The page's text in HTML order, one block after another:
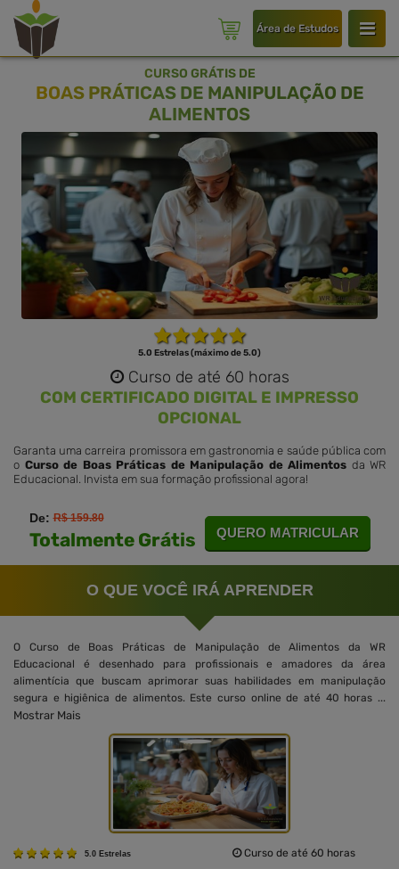
Área de Estudos
CURSO GRÁTIS DE
BOAS PRÁTICAS DE MANIPULAÇÃO DE
ALIMENTOS
5.0 Estrelas (máximo de 5.0)
Curso de até 60 horas
COM CERTIFICADO DIGITAL E IMPRESSO
OPCIONAL
Garanta uma carreira promissora em gastronomia e saúde pública com
o Curso de Boas Práticas de Manipulação de Alimentos da WR
Educacional. Invista em sua formação profissional agora!
De:R$ 159.80
Totalmente Grátis QUERO MATRICULAR
O QUE VOCÊ IRÁ APRENDER
O Curso de Boas Práticas de Manipulação de Alimentos da WR
Educacional é desenhado para profissionais e amadores da área
alimentícia que buscam aprimorar suas habilidades em manipulação
segura e higiênica de alimentos. Este curso online de até 40 horas ...
Mostrar Mais
5.0 Estrelas Curso de até 60 horas